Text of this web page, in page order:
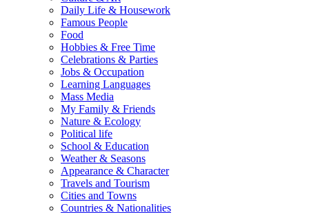
Daily Life & Housework
Famous People
Food
Hobbies & Free Time
Celebrations & Parties
Jobs & Occupation
Learning Languages
Mass Media
My Family & Friends
Nature & Ecology
Political life
School & Education
Weather & Seasons
Appearance & Character
Travels and Tourism
Cities and Towns
Countries & Nationalities